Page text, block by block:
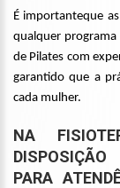
É importanteque
qualquer programa
de Pilates com
garantido que a
cada mulher.
NA
DISPOSIÇÃO
PARA